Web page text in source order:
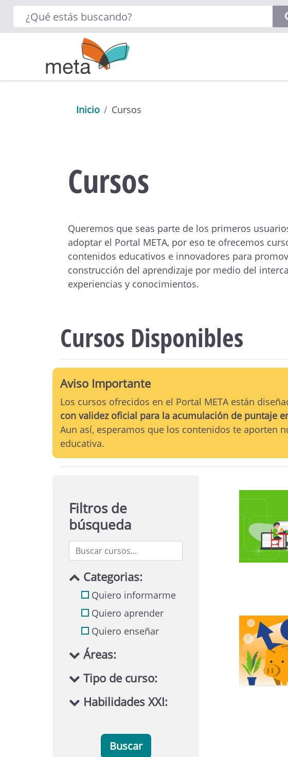
Inicio Cursos
Cursos
Queremos que seas parte de los primeros
adoptar el Portal META, por eso te ofrecemos
contenidos educativos e innovadores para
construcción del aprendizaje por medio del
experiencias y conocimientos.
Cursos Disponibles
Aviso Importante
Los cursos ofrecidos en el Portal META están
con validez oficial para la acumulación de puntaje
Aun así, esperamos que los contenidos te aporten
educativa.
Filtros de
búsqueda
Categorias:
Quiero informarme
Quiero aprender
Quiero enseñar
Áreas:
Tipo de curso:
Habilidades XXI:
Buscar